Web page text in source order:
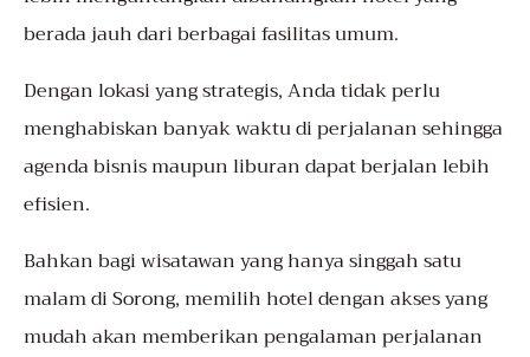
berada jauh dari berbagai fasilitas umum.
Dengan lokasi yang strategis, Anda tidak perlu
menghabiskan banyak waktu di perjalanan sehingga
agenda bisnis maupun liburan dapat berjalan lebih
efisien.
Bahkan bagi wisatawan yang hanya singgah satu
malam di Sorong, memilih hotel dengan akses yang
mudah akan memberikan pengalaman perjalanan